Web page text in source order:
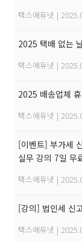
택스에듀넷 |
2025 택배 없는
택스에듀넷 |
2025 배송업체
택스에듀넷 |
[이벤트] 부가세
실무 강의 7일 무
택스에듀넷 |
[강의] 법인세 신
택스에듀넷 |